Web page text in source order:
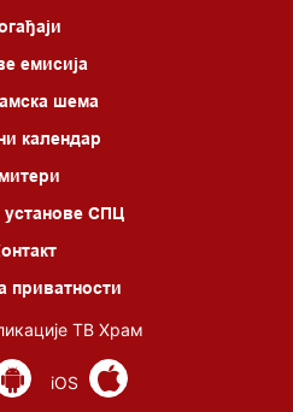
емисија
шема
календар
установе СПЦ
приватности
ТВ Храм
iOS